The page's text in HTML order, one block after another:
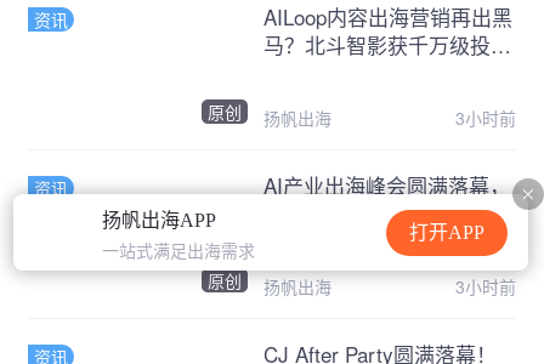
扬帆出海APP
一站式满足出海需求
打开APP
资讯
原创
AILoop内容出海营销再出黑
马？北斗智影获千万级投
扬帆出海 3小时前
资讯
原创
AI产业出海峰会圆满落幕，
一线操盘手共探全球化增长
扬帆出海 3小时前
资讯 CJ After Party圆满落幕！